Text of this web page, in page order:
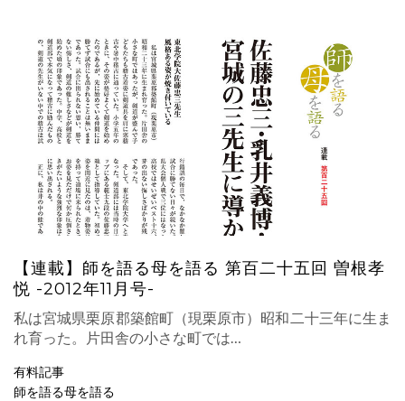
【連載】師を語る母を語る 第百二十五回 曽根孝
悦 -2012年11月号-
私は宮城県栗原郡築館町（現栗原市）昭和二十三年に生ま
れ育った。片田舎の小さな町では…
有料記事
師を語る母を語る